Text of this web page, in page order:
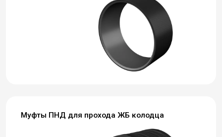
Муфты ПНД для прохода ЖБ колодца